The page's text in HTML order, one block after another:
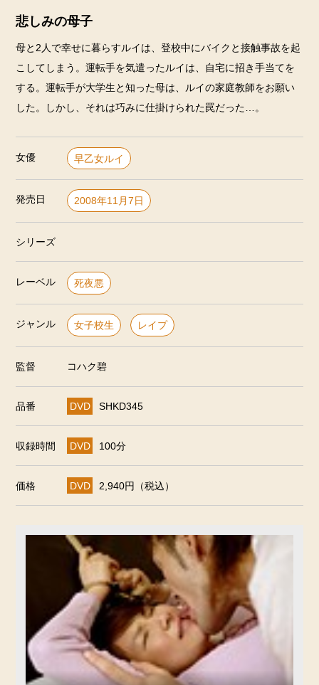
悲しみの母子
母と2人で幸せに暮らすルイは、登校中にバイクと接触事故を起
こしてしまう。運転手を気遣ったルイは、自宅に招き手当てを
する。運転手が大学生と知った母は、ルイの家庭教師をお願い
した。しかし、それは巧みに仕掛けられた罠だった…。
女優 早乙女ルイ
発売日 2008年11月7日
シリーズ
レーベル 死夜悪
ジャンル 女子校生 レイプ
監督 コハク碧
品番 DVD SHKD345
収録時間 DVD 100分
価格 DVD 2,940円（税込）